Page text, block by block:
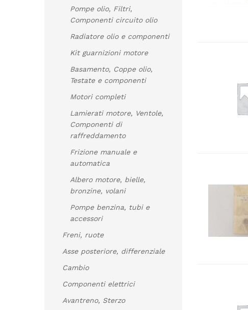
Pompe olio, Filtri,
Componenti circuito olio
Radiatore olio e componenti
Kit guarnizioni motore
Basamento, Coppe olio,
Testate e componenti
Motori completi
Lamierati motore, Ventole,
Componenti di
raffreddamento
Frizione manuale e
automatica
Albero motore, bielle,
bronzine, volani
Pompe benzina, tubi e
accessori
Freni, ruote
Asse posteriore, differenziale
Cambio
Componenti elettrici
Avantreno, Sterzo